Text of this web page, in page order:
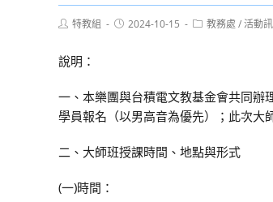
Post特教組
Post2024-10-15
Post教務處 /活動
說明：
一、本樂團與台積電文教基金會共同辦
學員報名（以男高音為優先）；此次大
二、大師班授課時間、地點與形式
(一)時間：